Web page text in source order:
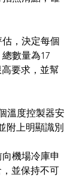
數量為17
要求，並幫
附上明顯識別
並保持不可